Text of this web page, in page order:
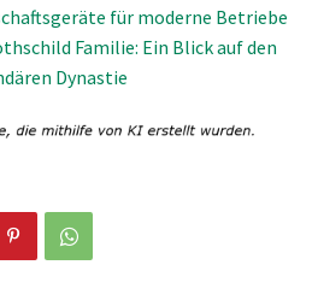
für moderne Betriebe
Familie: Ein Blick auf den
Dynastie